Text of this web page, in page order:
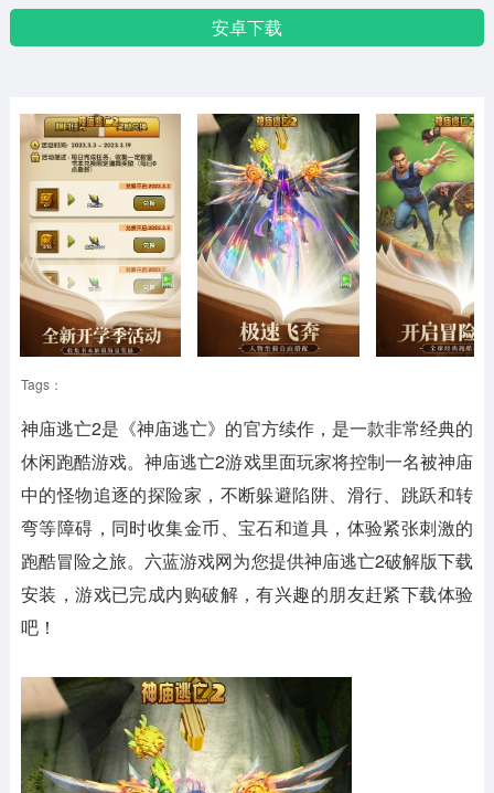
安卓下载
Tags：
神庙逃亡2是《神庙逃亡》的官方续作，是一款非常经典的
休闲跑酷游戏。神庙逃亡2游戏里面玩家将控制一名被神庙
中的怪物追逐的探险家，不断躲避陷阱、滑行、跳跃和转
弯等障碍，同时收集金币、宝石和道具，体验紧张刺激的
跑酷冒险之旅。六蓝游戏网为您提供神庙逃亡2破解版下载
安装，游戏已完成内购破解，有兴趣的朋友赶紧下载体验
吧！